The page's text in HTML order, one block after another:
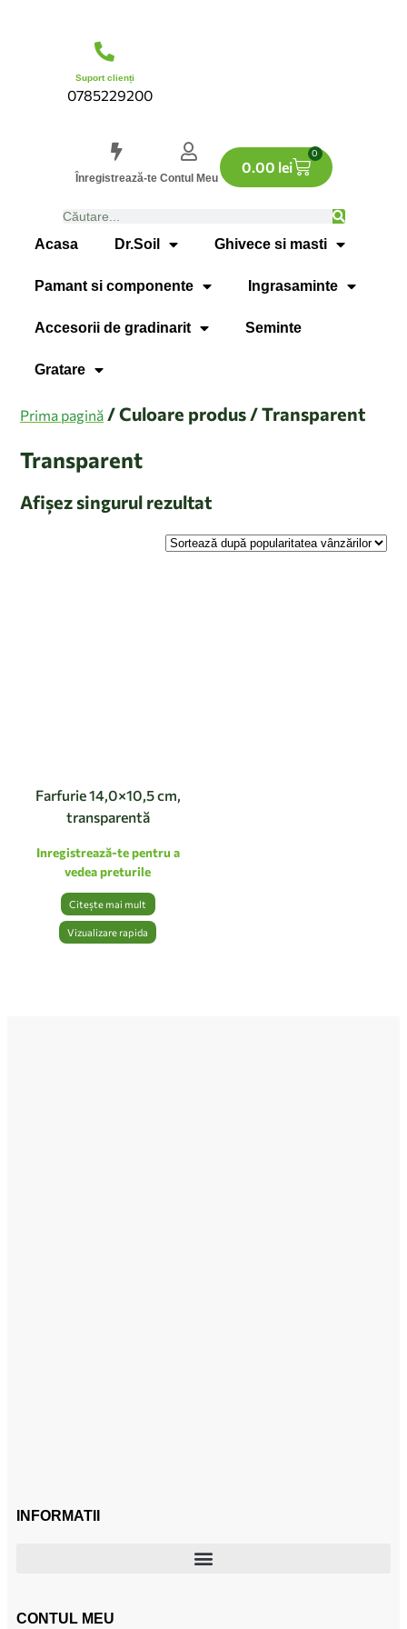
Suport clienți
0785229200
Înregistrează-te Contul Meu
0.00 lei
0
Acasa Dr.Soil Ghivece si masti
Pamant si componente Ingrasaminte
Accesorii de gradinarit Seminte
Gratare
Prima pagină / Culoare produs / Transparent
Transparent
Afișez singurul rezultat
Farfurie 14,0×10,5 cm,
transparentă
Inregistrează-te pentru a
vedea preturile
Citește mai mult
Vizualizare rapida
INFORMATII
CONTUL MEU